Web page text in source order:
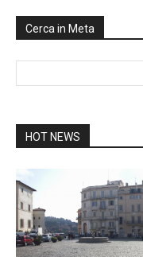
Cerca in Meta
HOT NEWS